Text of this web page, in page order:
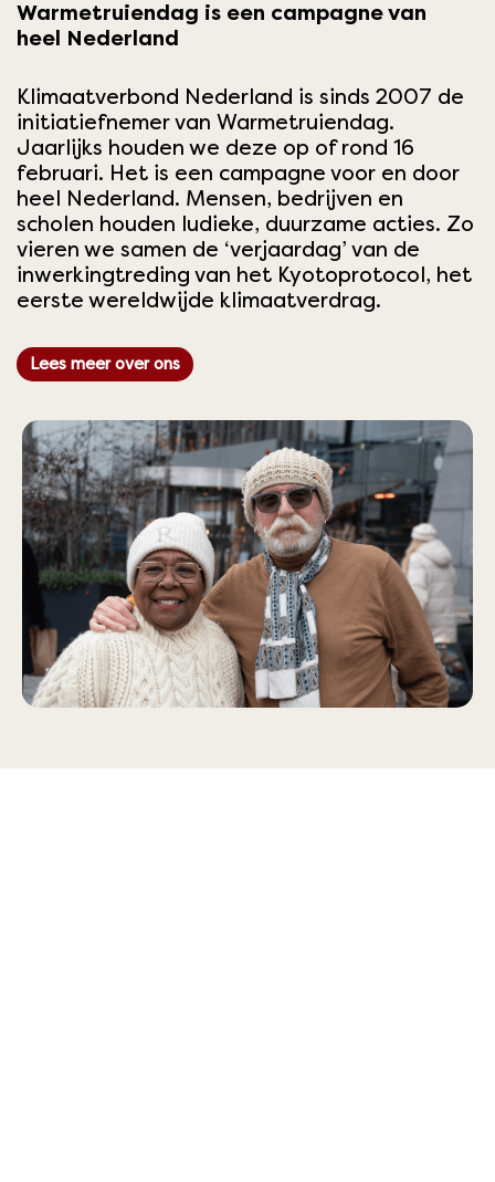
Warmetruiendag is een campagne van
heel Nederland
Klimaatverbond Nederland is sinds 2007 de
initiatiefnemer van Warmetruiendag.
Jaarlijks houden we deze op of rond 16
februari. Het is een campagne voor en door
heel Nederland. Mensen, bedrijven en
scholen houden ludieke, duurzame acties. Zo
vieren we samen de ‘verjaardag’ van de
inwerkingtreding van het Kyotoprotocol, het
eerste wereldwijde klimaatverdrag.
Lees meer over ons